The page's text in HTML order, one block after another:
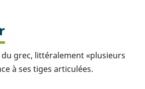
grec, littéralement «plusieurs
à ses tiges articulées.